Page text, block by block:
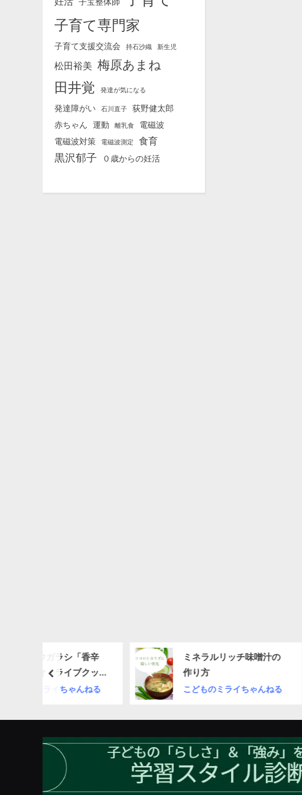
子育て専門家
子育て支援交流会 持石沙織 新生児
松田裕美 梅原あまね
田井覚 発達が気になる
発達障がい 石川直子
荻野健太郎
赤ちゃん 運動 離乳食
電磁波
電磁波対策
電磁波測定 食育
黒沢郁子 ０歳からの妊活
ミネラルリッチ味噌汁の
作り方
こどものミライちゃんねる
prev